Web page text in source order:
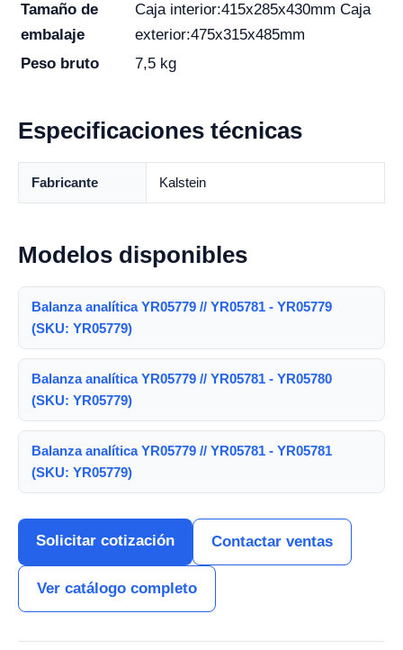
Tamaño de
embalaje
Caja interior:415x285x430mm Caja
exterior:475x315x485mm
Peso bruto
7,5 kg
Especificaciones técnicas
Fabricante Kalstein
Modelos disponibles
Balanza analítica YR05779 // YR05781 - YR05779
(SKU: YR05779)
Balanza analítica YR05779 // YR05781 - YR05780
(SKU: YR05779)
Balanza analítica YR05779 // YR05781 - YR05781
(SKU: YR05779)
Solicitar cotización Contactar ventas
Ver catálogo completo